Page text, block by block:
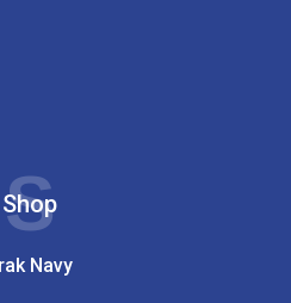
Shop
S
Navy